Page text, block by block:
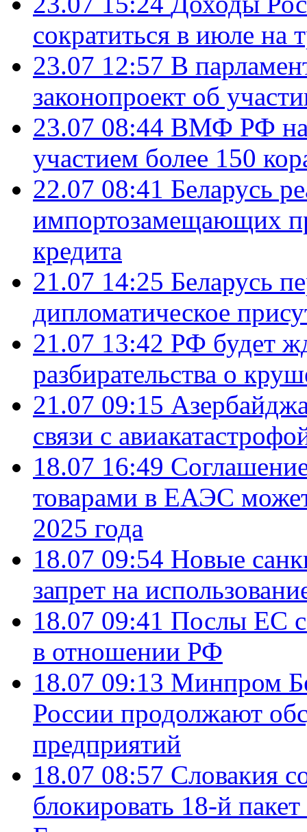
сократиться в июле на
23.07 12:57 В
законопроект об
23.07 08:44 ВМФ РФ
участием более 150
22.07 08:41 Беларусь
импортозамещающих
кредита
21.07 14:25 Беларусь
дипломатическое
21.07 13:42 РФ будет
разбирательства о
21.07 09:15
связи с
18.07 16:49
товарами в ЕАЭС
2025 года
18.07 09:54 Новые
запрет на
18.07 09:41 Послы ЕС
в отношении РФ
18.07 09:13 Минпром
России продолжают
предприятий
18.07 08:57 Словакия
блокировать 18-й